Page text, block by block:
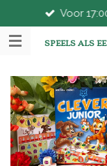
direct
naar
hoofdinhoud
SPEELS ALS
Voor